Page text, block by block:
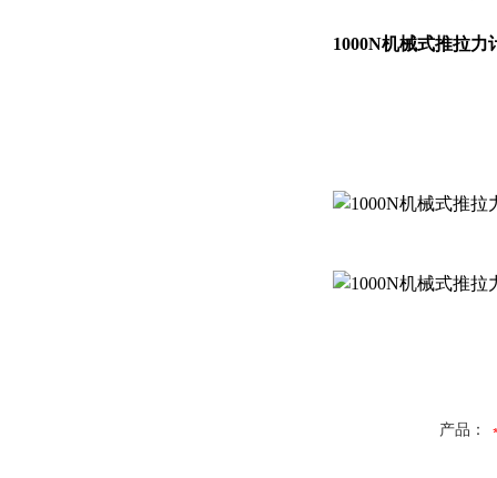
1000N机械式推拉力
产品：